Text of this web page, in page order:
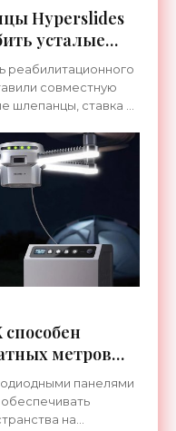
Hyperslides
усталые
- «Гаджеты»
реабилитационного
совместную
шлепанцы, ставка в
метров
панелями
на